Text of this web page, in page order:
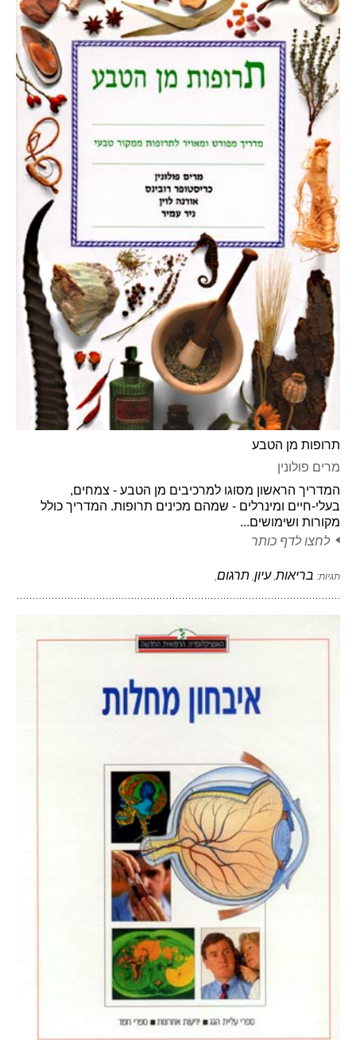
תרופות מן הטבע
מרים פולונין
המדריך הראשון מסוגו למרכיבים מן הטבע - צמחים,
בעלי-חיים ומינרלים - שמהם מכינים תרופות. המדריך כולל
מקורות ושימושים...
לחצו לדף כותר
תגיות: בריאות,עיון, תרגום,